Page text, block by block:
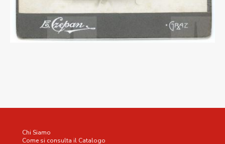
Chi Siamo
Come si consulta il Catalogo